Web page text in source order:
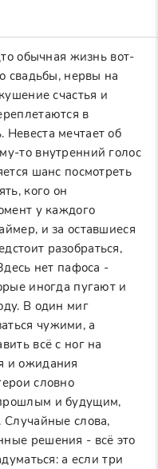
обычная жизнь вот-
свадьбы, нервы на
счастья и
в
мечтает об
то внутренний голос
шанс посмотреть
кого он
у каждого
и за оставшиеся
разобраться,
нет пафоса -
иногда пугают и
В один миг
чужими, а
всё с ног на
и ожидания
словно
и будущим,
Случайные слова,
решения - всё это
а если три